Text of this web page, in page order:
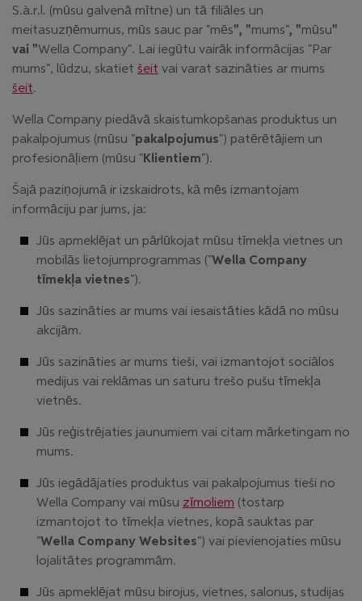
S.à.r.l. (mūsu galvenā mītne) un tā filiāles un
meitasuzņēmumus, mūs sauc par "mēs", "mums", "mūsu"
vai "Wella Company". Lai iegūtu vairāk informācijas "Par
mums", lūdzu, skatiet šeit vai varat sazināties ar mums
šeit.
Wella Company piedāvā skaistumkopšanas produktus un
pakalpojumus (mūsu "pakalpojumus") patērētājiem un
profesionāļiem (mūsu "Klientiem").
Šajā paziņojumā ir izskaidrots, kā mēs izmantojam
informāciju par jums, ja:
Jūs apmeklējat un pārlūkojat mūsu tīmekļa vietnes un
mobilās lietojumprogrammas ("Wella Company
tīmekļa vietnes").
Jūs sazināties ar mums vai iesaistāties kādā no mūsu
akcijām.
Jūs sazināties ar mums tieši, vai izmantojot sociālos
medijus vai reklāmas un saturu trešo pušu tīmekļa
vietnēs.
Jūs reģistrējaties jaunumiem vai citam mārketingam no
mums.
Jūs iegādājaties produktus vai pakalpojumus tieši no
Wella Company vai mūsu zīmoliem (tostarp
izmantojot to tīmekļa vietnes, kopā sauktas par
"Wella Company Websites") vai pievienojaties mūsu
lojalitātes programmām.
Jūs apmeklējat mūsu birojus, vietnes, salonus, studijas